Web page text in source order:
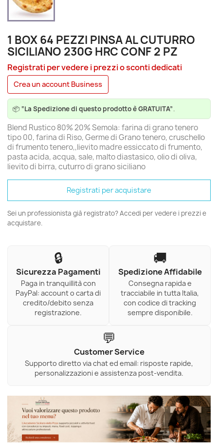
1 BOX 64 PEZZI PINSA AL CUTURRO
SICILIANO 230G HRC CONF 2 PZ
Registrati per vedere i prezzi o sconti dedicati
Crea un account Business
📦 “La Spedizione di questo prodotto è GRATUITA”.
Blend Rustico 80% 20% Semola: farina di grano tenero
tipo 00, farina di Riso, Germe di Grano tenero, cruschello
di frumento tenero,,lievito madre essiccato di frumento,
pasta acida, acqua, sale, malto diastasico, olio di oliva,
lievito di birra, cuturro di grano siciliano
Registrati per acquistare
Sei un professionista già registrato? Accedi per vedere i prezzi e
acquistare.
🔒
Sicurezza Pagamenti
Paga in tranquillità con
PayPal: account o carta di
credito/debito senza
registrazione.
🚚
Spedizione Affidabile
Consegna rapida e
tracciabile in tutta Italia,
con codice di tracking
sempre disponibile.
💬
Customer Service
Supporto diretto via chat ed email: risposte rapide,
personalizzazioni e assistenza post-vendita.